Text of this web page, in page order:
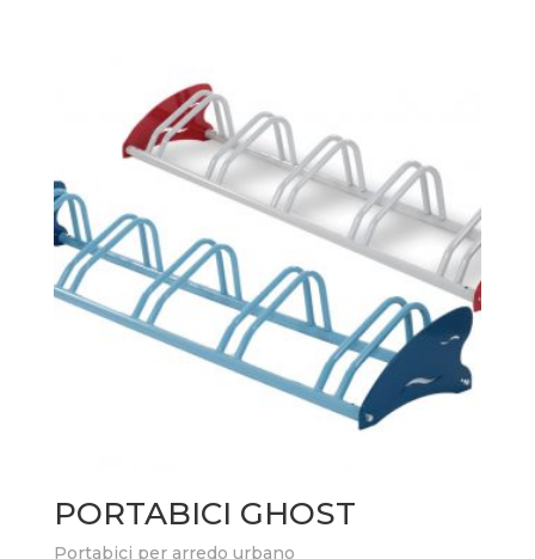
PORTABICI GHOST
Portabici per arredo urbano